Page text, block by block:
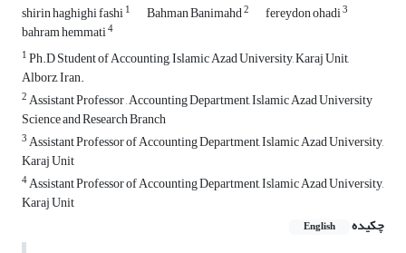
shirin haghighi fashi1 Bahman Banimahd2 fereydon ohadi3
bahram hemmati4
1Ph.D Student of Accounting, Islamic Azad University, Karaj Unit,
Alborz, Iran.
2Assistant Professor , Accounting Department, Islamic Azad University
Science and Research Branch
3Assistant Professor of Accounting Department, Islamic Azad University,
Karaj Unit
4Assistant Professor of Accounting Department, Islamic Azad University,
Karaj Unit
چکیده
English